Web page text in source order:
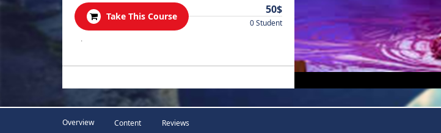
Take This Course
50$
0 Student
.
Overview Content Reviews